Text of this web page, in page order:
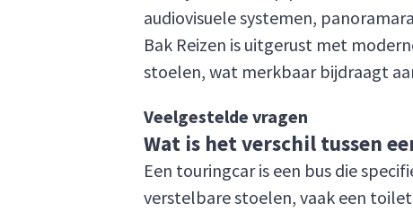
audiovisuele systemen,
Bak Reizen is uitgerust met
stoelen, wat merkbaar bijdraagt
Veelgestelde vragen
Wat is het verschil tussen
Een touringcar is een bus die
verstelbare stoelen, vaak een